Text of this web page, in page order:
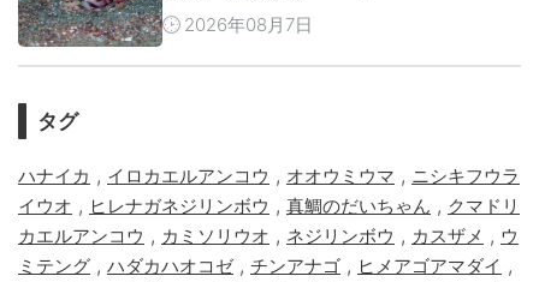
2026年08月7日
タグ
ハナイカ , イロカエルアンコウ , オオウミウマ , ニシキフウラ
イウオ , ヒレナガネジリンボウ , 真鯛のだいちゃん , クマドリ
カエルアンコウ , カミソリウオ , ネジリンボウ , カスザメ , ウ
ミテング , ハダカハオコゼ, チンアナゴ , ヒメアゴアマダイ ,